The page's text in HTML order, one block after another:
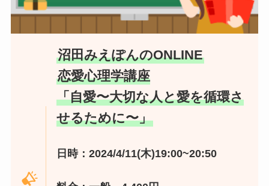
沼田みえぽんのONLINE
恋愛心理学講座
「自愛〜大切な人と愛を循環さ
せるために〜」
日時：2024/4/11(木)19:00~20:50